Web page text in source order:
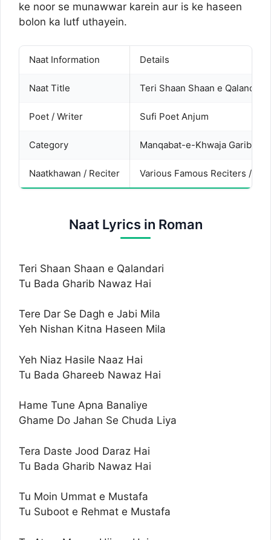
ke noor se munawwar karein aur is ke haseen
bolon ka lutf uthayein.
Naat Information Details
Naat Title Teri Shaan Shaan e Qalandari
Poet / Writer Sufi Poet Anjum
Category Manqabat-e-Khwaja Garib
Naatkhawan / Reciter Various Famous Reciters /
Naat Lyrics in Roman
Teri Shaan Shaan e Qalandari
Tu Bada Gharib Nawaz Hai
Tere Dar Se Dagh e Jabi Mila
Yeh Nishan Kitna Haseen Mila
Yeh Niaz Hasile Naaz Hai
Tu Bada Ghareeb Nawaz Hai
Hame Tune Apna Banaliye
Ghame Do Jahan Se Chuda Liya
Tera Daste Jood Daraz Hai
Tu Bada Gharib Nawaz Hai
Tu Moin Ummat e Mustafa
Tu Suboot e Rehmat e Mustafa